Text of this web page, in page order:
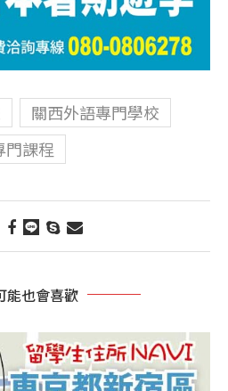
關西外語專門學校
門課程
能也會喜歡